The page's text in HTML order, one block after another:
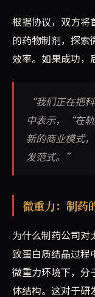
根据协议，双方将
的药物制剂，探索
效率。如果成功，
“我们正在把
中表示，“在
新的商业模式
发范式。”
微重力：制
为什么制药公司对
致蛋白质结晶过程
微重力环境下，分
体结构。这对于研